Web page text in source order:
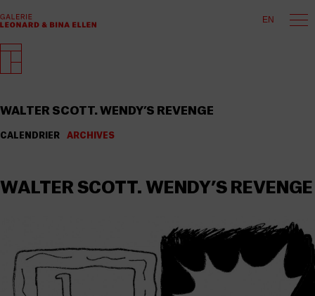
EN
WALTER SCOTT. WENDY’S REVENGE
CALENDRIER ARCHIVES
WALTER SCOTT. WENDY’S REVENGE